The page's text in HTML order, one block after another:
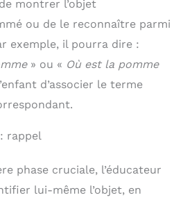
les
!
montrer l’objet
ou de le reconnaître parmi
exemple, il pourra dire :
» ou « Où est la pomme
d’associer le terme
rappel
phase cruciale, l’éducateur
lui-même l’objet, en